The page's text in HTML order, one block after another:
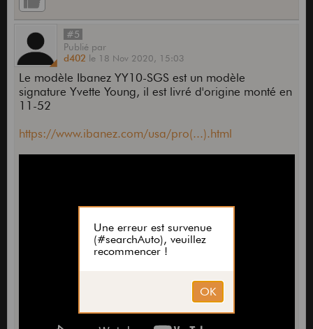
#5
Publié par
d402 le 18 Nov 2020, 15:03
Le modèle Ibanez YY10-SGS est un modèle
signature Yvette Young, il est livré d'origine monté en
11-52
https://www.ibanez.com/usa/pro(...).html